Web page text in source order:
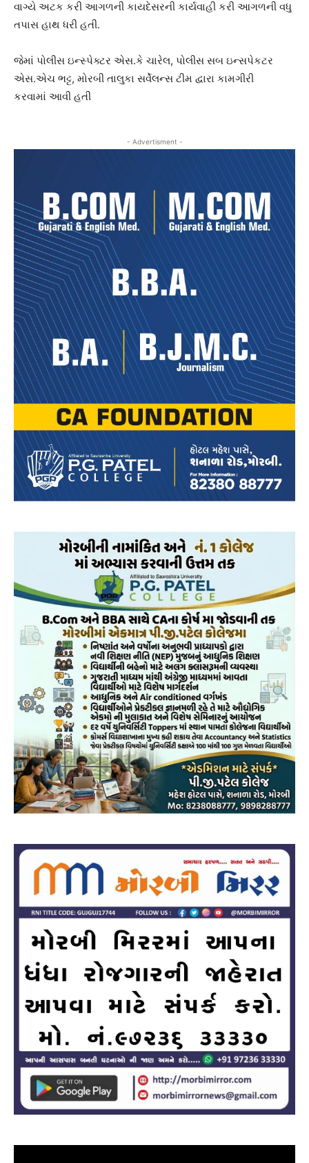
વાગ્યે અટક કરી આગળની કાયદેસરની કાર્યવાહી કરી આગળની વધુ
તપાસ હાથ ધરી હતી.
જેમાં પોલીસ ઇન્સ્પેક્ટર એસ.કે ચારેલ, પોલીસ સબ ઇન્સપેકટર
એસ.એચ ભટ્ટ, મોરબી તાલુકા સર્વેલન્સ ટીમ દ્વારા કામગીરી
કરવામાં આવી હતી
- Advertisment -